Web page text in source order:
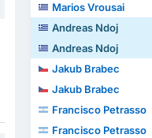
Marios Vrousai
Andreas Ndoj
Andreas Ndoj
Jakub Brabec
Jakub Brabec
Francisco Petrasso
Francisco Petrasso